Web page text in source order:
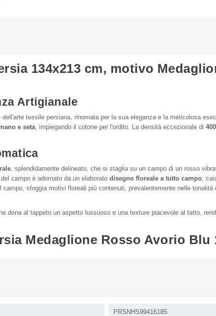
134x213 cm, motivo
Artigianale
tessile persiana, rinomata per la sua eleganza e la meticolosa
e seta , impiegando il cotone per l'ordito. La densità eccezionale di
, splendidamente delineato, che si staglia su un campo di un rosso
campo è adornato da un elaborato disegno floreale a tutto campo ,
sfoggia motivi floreali più contenuti, prevalentemente nelle
dona al tappeto un aspetto lussuoso e una texture piacevole al tatto,
Medaglione Rosso Avorio Blu
PRSNHS99416185